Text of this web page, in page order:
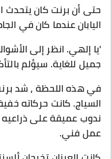
حتى أن برنت كان يتحدث
اليابان عندما كان في
'يا إلهي. انظر إلى
جميل للغاية. سيؤلم
في هذه اللحظة ، شد
السياج. كانت حركاته
ندوب عميقة على
عمل فني.